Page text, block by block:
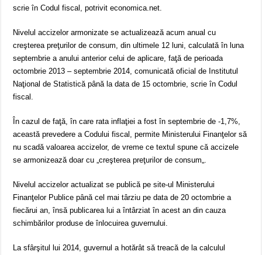
scrie în Codul fiscal, potrivit economica.net.
Nivelul accizelor armonizate se actualizează acum anual cu
creşterea preţurilor de consum, din ultimele 12 luni, calculată în luna
septembrie a anului anterior celui de aplicare, faţă de perioada
octombrie 2013 – septembrie 2014, comunicată oficial de Institutul
Naţional de Statistică până la data de 15 octombrie, scrie în Codul
fiscal.
În cazul de faţă, în care rata inflaţiei a fost în septembrie de -1,7%,
această prevedere a Codului fiscal, permite Ministerului Finanţelor să
nu scadă valoarea accizelor, de vreme ce textul spune că accizele
se armonizează doar cu „creşterea preţurilor de consum„.
Nivelul accizelor actualizat se publică pe site-ul Ministerului
Finanţelor Publice până cel mai târziu pe data de 20 octombrie a
fiecărui an, însă publicarea lui a întârziat în acest an din cauza
schimbărilor produse de înlocuirea guvernului.
La sfârşitul lui 2014, guvernul a hotărât să treacă de la calculul